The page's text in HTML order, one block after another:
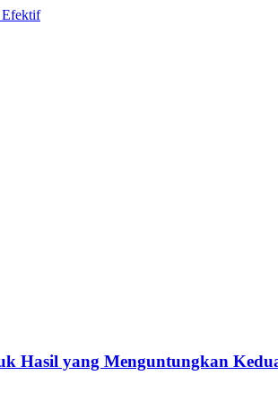
Hasil yang Menguntungkan